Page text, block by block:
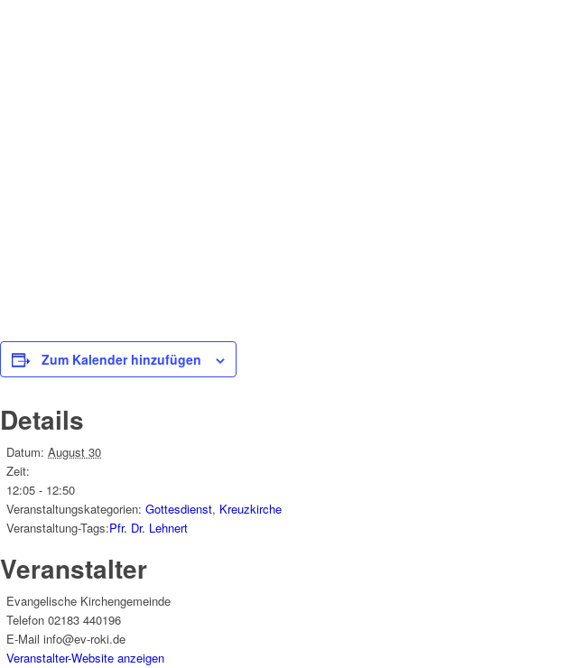
Zum Kalender hinzufügen
Details
Datum: August 30
Zeit:
12:05 - 12:50
Veranstaltungskategorien: Gottesdienst, Kreuzkirche
Veranstaltung-Tags:Pfr. Dr. Lehnert
Veranstalter
Evangelische Kirchengemeinde
Telefon 02183 440196
E-Mail info@ev-roki.de
Veranstalter-Website anzeigen